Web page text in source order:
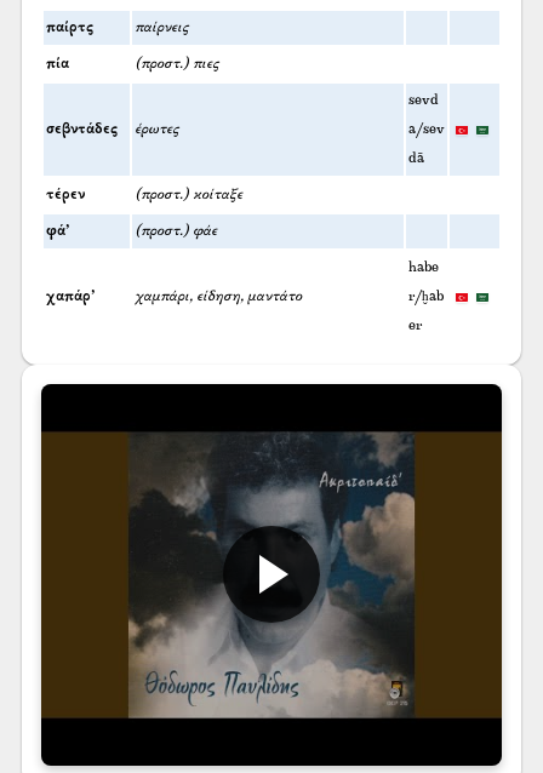
παίρτς παίρνεις
πία (προστ.) πιες
σεβντάδες έρωτες
sevd
a/sev
dā
τέρεν (προστ.) κοίταξε
φά’ (προστ.) φάε
χαπάρ’ χαμπάρι, είδηση, μαντάτο
habe
r/ḫab
er